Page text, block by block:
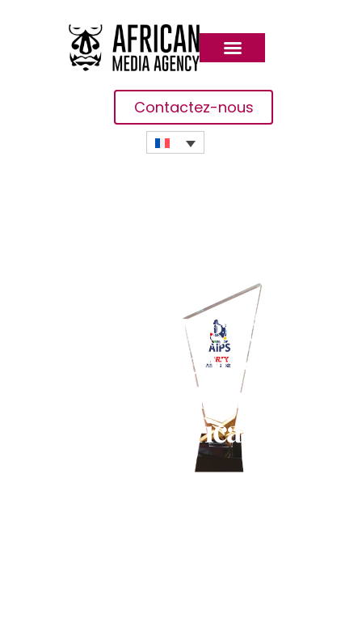
Contactez-nous
Africa Global Logistics
(AGL) S’associe Au « PRIX
AIPS Afrique » Pour Le
Journalisme Africain